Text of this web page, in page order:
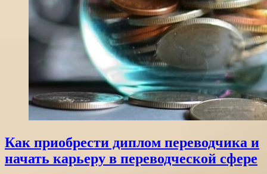
Как приобрести диплом переводчика и
начать карьеру в переводческой сфере